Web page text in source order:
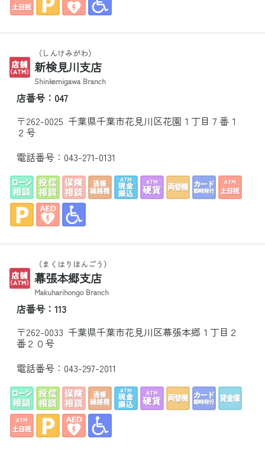
（しんけみがわ）
新検見川支店
Shinkemigawa Branch
店番号：047
〒262-0025 千葉県千葉市花見川区花園１丁目７番１
２号
電話番号： 043-271-0131
（まくはりほんごう）
幕張本郷支店
Makuharihongo Branch
店番号：113
〒262-0033 千葉県千葉市花見川区幕張本郷１丁目２
番２０号
電話番号： 043-297-2011